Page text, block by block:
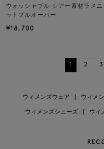
ウォッシャブル シアー素材ラメニ
ットプルオーバー
¥18,700
1 2 3
ウィメンズウェア ウィメ
ウィメンズシューズ ウィ